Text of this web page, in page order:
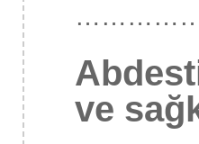
ve